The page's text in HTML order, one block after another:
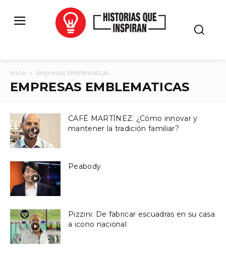
Inicio Empresas Emblematicas
EMPRESAS EMBLEMATICAS
CAFÉ MARTÍNEZ: ¿Cómo innovar y
mantener la tradición familiar?
Peabody
Pizzini: De fabricar escuadras en su casa
a icono nacional